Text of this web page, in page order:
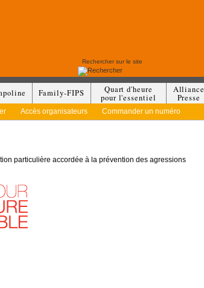
Family-FIPS
Quart d'heure
pour l'essentiel
Alliance
Presse
Accès organisateurs Commander un numéro